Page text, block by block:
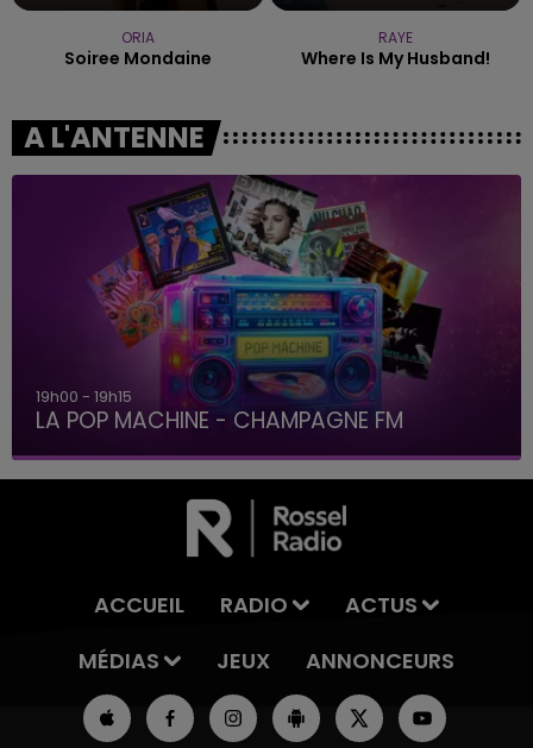
ORIA
Soiree Mondaine
RAYE
Where Is My Husband!
A L'ANTENNE
19h15 - 20h00
LA RADIO POP
ACCUEIL RADIO
ACTUS
MÉDIAS
JEUX ANNONCEURS